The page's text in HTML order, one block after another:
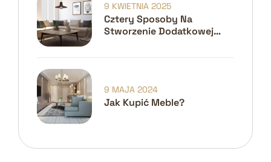
Cztery Sposoby Na
Stworzenie Dodatkowej
9 KWIETNIA 2025
Jak Kupić Meble?
9 MAJA 2024